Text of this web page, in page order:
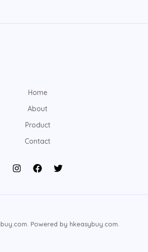
Home
About
Product
Contact
Powered by hkeasybuy.com.